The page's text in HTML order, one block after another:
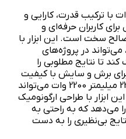
سنگبری 230 میلیمتر 2200 وات با ترکیب قدرت، کارایی و
برای کاربران حرفه‌ای و
سخت است. این ابزار با
در پروژه‌های
تا نتایج مطلوبی را
برای برش و سایش با کیفیت
و کارآمد هستید، فرز سنگبری 230 میلیمتر 2200 وات می‌تواند
ابزار با طراحی ارگونومیک
می‌دهد که به راحتی به
بی‌نظیری را به دست